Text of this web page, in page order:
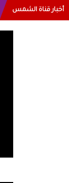
أخبار قناة الشمس